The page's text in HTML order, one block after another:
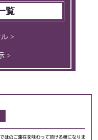
覧
>
>